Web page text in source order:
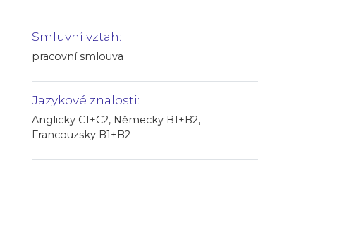
Smluvní vztah:
pracovní smlouva
Jazykové znalosti:
Anglicky C1+C2, Německy B1+B2,
Francouzsky B1+B2